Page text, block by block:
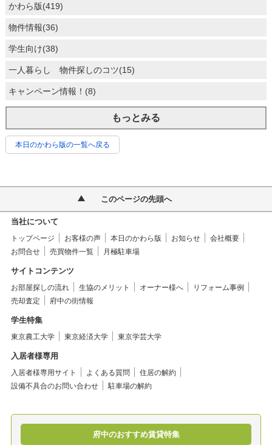
かわら版(419)
物件情報(36)
学生向け(38)
一人暮らし 物件探しのコツ(15)
キャンペーン情報！(8)
もっとみる
本日のかわら版の一覧へ戻る
このページの先頭へ
当社について
トップページ お客様の声 本日のかわら版 お知らせ
会社概要
お問合せ
売買物件一覧 月極駐車場
サイトコンテンツ
お部屋探しの流れ 生協のメリット オーナー様へ
リフォーム事例
売却査定
府中の街情報
学生特集
東京農工大学 東京経済大学 東京学芸大学
入居者様専用
入居者様専用サイト よくある質問
住居の解約
設備不具合のお問い合わせ
駐車場の解約
府中のおすすめ賃貸特集